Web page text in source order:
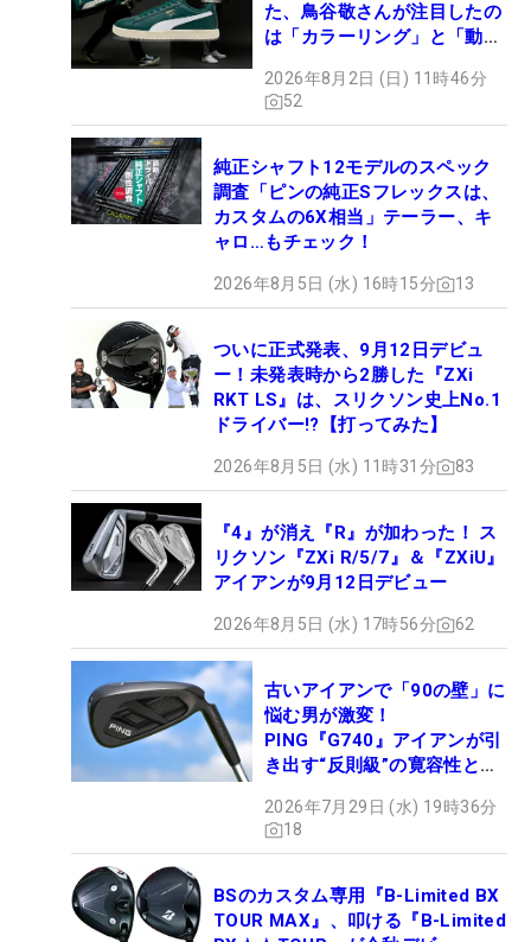
た、鳥谷敬さんが注目したの
は「カラーリング」と「動き
2026年8月2日 (日) 11時46分
52
純正シャフト12モデルのスペック
調査「ピンの純正Sフレックスは、
カスタムの6X相当」テーラー、キ
ャロ…もチェック！
2026年8月5日 (水) 16時15分 13
ついに正式発表、9月12日デビュ
ー！未発表時から2勝した『ZXi
RKT LS』は、スリクソン史上No.1
ドライバー!?【打ってみた】
2026年8月5日 (水) 11時31分 83
『4』が消え『R』が加わった！ ス
リクソン『ZXi R/5/7』＆『ZXiU』
アイアンが9月12日デビュー
2026年8月5日 (水) 17時56分 62
古いアイアンで「90の壁」に
悩む男が激変！
PING『G740』アイアンが引
き出す“反則級”の寛容性と飛
2026年7月29日 (水) 19時36分
18
BSのカスタム専用『B-Limited BX
TOUR MAX』、叩ける『B-Limited